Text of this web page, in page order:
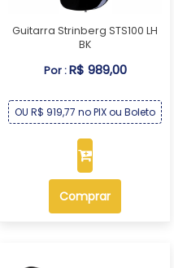
Guitarra Strinberg STS100 LH
BK
Por :R$ 989,00
OU R$ 919,77 no PIX ou Boleto
Comprar